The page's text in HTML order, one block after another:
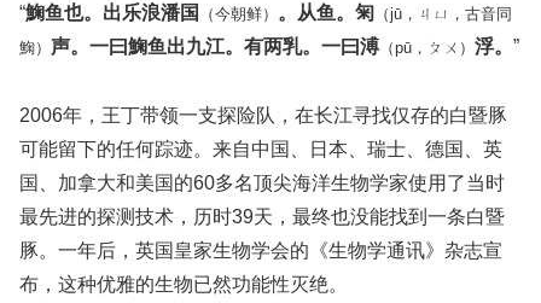
“䱡鱼也。出乐浪潘国 （今朝鲜） 。从鱼。匊 （jū，ㄐㄩ，古音同
䱡） 声。一曰䱡鱼出九江。有两乳。一曰溥（pū，ㄆㄨ） 浮。 ”
2006年，王丁带领一支探险队，在长江寻找仅存的白暨豚
可能留下的任何踪迹。来自中国、日本、瑞士、德国、英
国、加拿大和美国的60多名顶尖海洋生物学家使用了当时
最先进的探测技术，历时39天，最终也没能找到一条白暨
豚。一年后，英国皇家生物学会的《生物学通讯》杂志宣
布，这种优雅的生物已然功能性灭绝。